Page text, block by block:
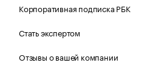
Корпоративная подписка РБК
Стать экспертом
Отзывы о вашей компании